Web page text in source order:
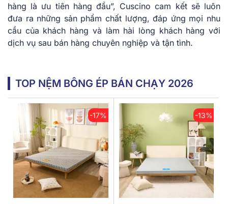
hàng là ưu tiên hàng đầu”, Cuscino cam kết sẽ luôn
đưa ra những sản phẩm chất lượng, đáp ứng mọi nhu
cầu của khách hàng và làm hài lòng khách hàng với
dịch vụ sau bán hàng chuyên nghiệp và tận tình.
TOP NỆM BÔNG ÉP BÁN CHẠY 2026
-17% -13%